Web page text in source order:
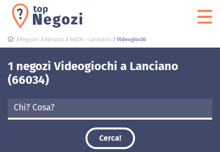
Regioni Abruzzo 66034 - Lanciano Videogiochi
1 negozi Videogiochi a Lanciano
(66034)
Cerca!